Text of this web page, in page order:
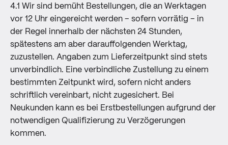
4.1 Wir sind bemüht Bestellungen, die an Werktagen
vor 12 Uhr eingereicht werden – sofern vorrätig – in
der Regel innerhalb der nächsten 24 Stunden,
spätestens am aber darauffolgenden Werktag,
zuzustellen. Angaben zum Lieferzeitpunkt sind stets
unverbindlich. Eine verbindliche Zustellung zu einem
bestimmten Zeitpunkt wird, sofern nicht anders
schriftlich vereinbart, nicht zugesichert. Bei
Neukunden kann es bei Erstbestellungen aufgrund der
notwendigen Qualifizierung zu Verzögerungen
kommen.